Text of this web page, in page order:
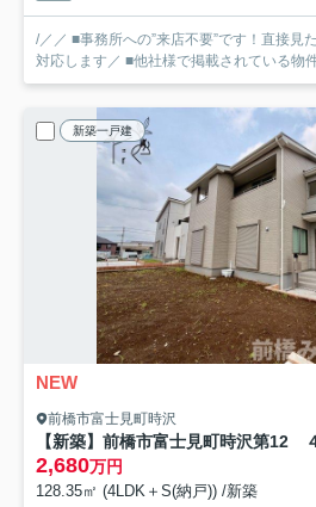
/／／ ■事務所への”来店不要”です！直接見
対応します／ ■他社様で掲載されている物
新築一戸建
NEW
前橋市富士見町時沢
2,680万円
128.35㎡ (4LDK＋S(納戸)) /新築